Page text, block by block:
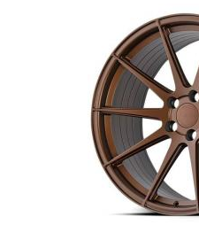
besparing van 50%
brandstofbesparing,
elke andere ABS-velg is
aan elk automerk.
we de kegel eenvoudig